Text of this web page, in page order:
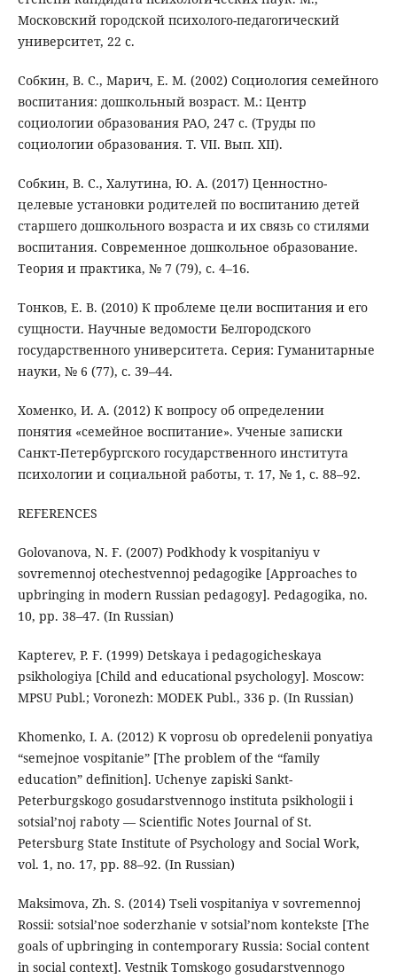
Московский городской психолого-педагогический
университет, 22 с.
Собкин, В. С., Марич, Е. М. (2002) Социология семейного
воспитания: дошкольный возраст. М.: Центр
социологии образования РАО, 247 с. (Труды по
социологии образования. Т. VII. Вып. XII).
Собкин, В. С., Халутина, Ю. А. (2017) Ценностно-
целевые установки родителей по воспитанию детей
старшего дошкольного возраста и их связь со стилями
воспитания. Современное дошкольное образование.
Теория и практика, № 7 (79), c. 4–16.
Тонков, Е. В. (2010) К проблеме цели воспитания и его
сущности. Научные ведомости Белгородского
государственного университета. Серия: Гуманитарные
науки, № 6 (77), с. 39–44.
Хоменко, И. А. (2012) К вопросу об определении
понятия «семейное воспитание». Ученые записки
Санкт-Петербургского государственного института
психологии и социальной работы, т. 17, № 1, с. 88–92.
REFERENCES
Golovanova, N. F. (2007) Podkhody k vospitaniyu v
sovremennoj otechestvennoj pedagogike [Approaches to
upbringing in modern Russian pedagogy]. Pedagogika, no.
10, pp. 38–47. (In Russian)
Kapterev, P. F. (1999) Detskaya i pedagogicheskaya
psikhologiya [Child and educational psychology]. Moscow:
MPSU Publ.; Voronezh: MODEK Publ., 336 p. (In Russian)
Khomenko, I. A. (2012) K voprosu ob opredelenii ponyatiya
“semejnoe vospitanie” [The problem of the “family
education” definition]. Uchenye zapiski Sankt-
Peterburgskogo gosudarstvennogo instituta psikhologii i
sotsial’noj raboty — Scientific Notes Journal of St.
Petersburg State Institute of Psychology and Social Work,
vol. 1, no. 17, pp. 88–92. (In Russian)
Maksimova, Zh. S. (2014) Tseli vospitaniya v sovremennoj
Rossii: sotsial’noe soderzhanie v sotsial’nom kontekste [The
goals of upbringing in contemporary Russia: Social content
in social context]. Vestnik Tomskogo gosudarstvennogo